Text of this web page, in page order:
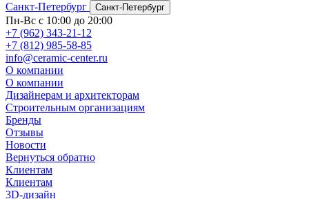
Санкт-Петербург
Санкт-Петербург
Пн-Вс с 10:00 до 20:00
+7 (962) 343-21-12
+7 (812) 985-58-85
info@ceramic-center.ru
О компании
О компании
Дизайнерам и архитекторам
Строительным организациям
Бренды
Отзывы
Новости
Вернуться обратно
Клиентам
Клиентам
3D-дизайн